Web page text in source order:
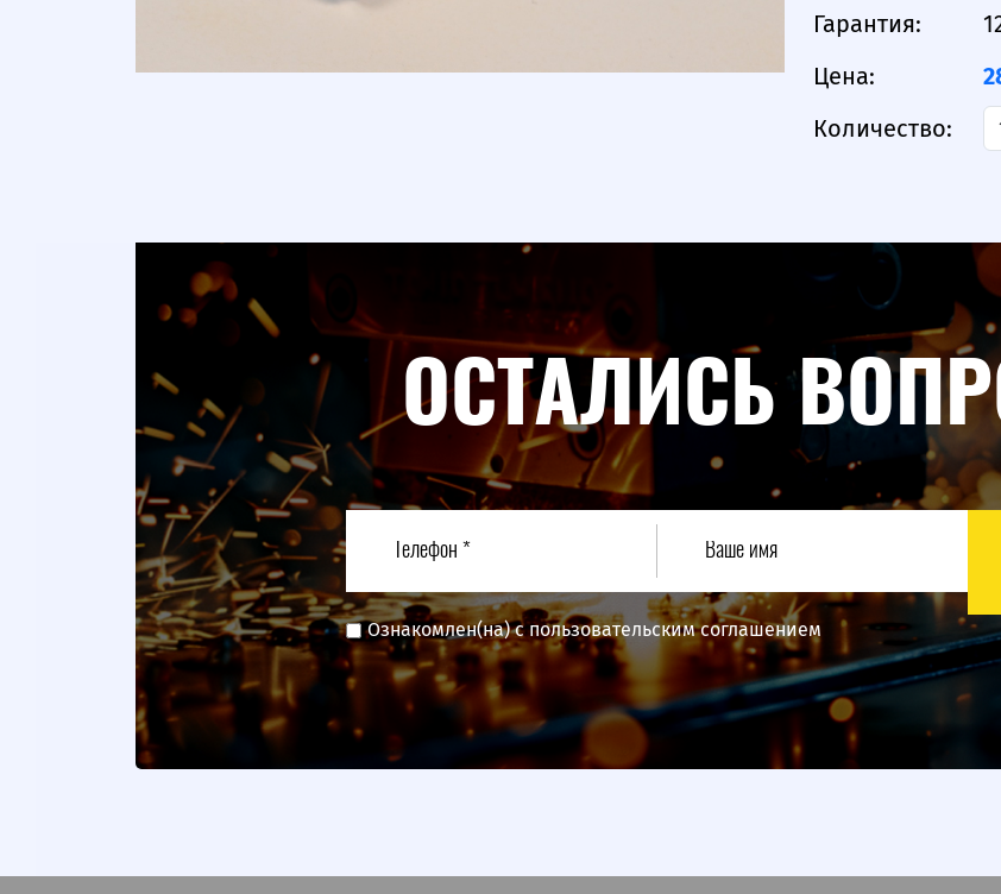
Гарантия:
Цена:
Количество:
ОСТАЛИСЬ
Ознакомлен(на) с пользовательским соглашением